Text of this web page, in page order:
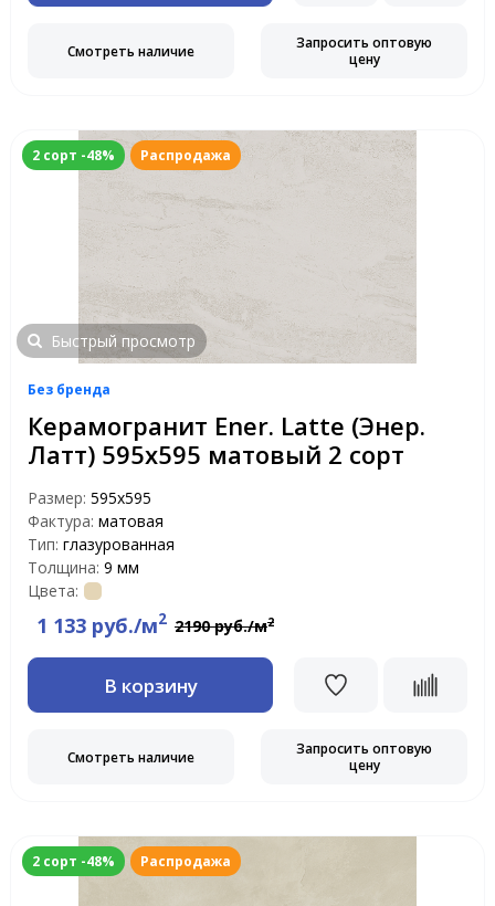
Смотреть наличие
Запросить оптовую
цену
2 сорт -48% Распродажа
Быстрый просмотр
Без бренда
Керамогранит Ener. Latte (Энер.
Латт) 595x595 матовый 2 сорт
Размер: 595x595
Фактура: матовая
Тип: глазурованная
Толщина: 9 мм
Цвета:
1 133 руб./м2 2190 руб./м2
В корзину
Смотреть наличие
Запросить оптовую
цену
2 сорт -48% Распродажа